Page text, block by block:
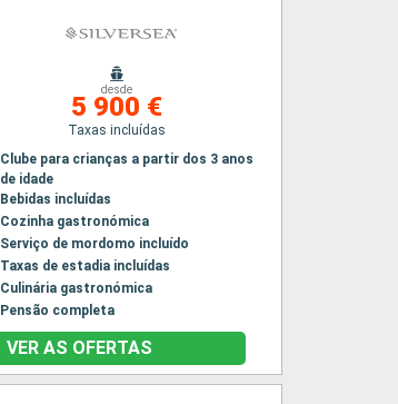
desde
5 900 €
Taxas incluídas
Clube para crianças a partir dos 3 anos
de idade
Bebidas incluídas
Cozinha gastronómica
Serviço de mordomo incluído
Taxas de estadia incluídas
Culinária gastronómica
Pensão completa
VER AS OFERTAS